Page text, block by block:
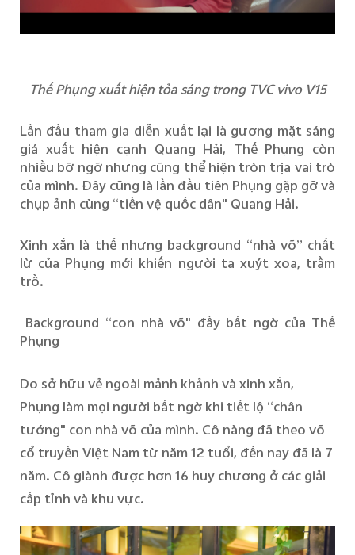
Thế Phụng xuất hiện tỏa sáng trong TVC vivo V15
Lần đầu tham gia diễn xuất lại là gương mặt sáng
giá xuất hiện cạnh Quang Hải, Thế Phụng còn
nhiều bỡ ngỡ nhưng cũng thể hiện tròn trịa vai trò
của mình. Đây cũng là lần đầu tiên Phụng gặp gỡ và
chụp ảnh cùng “tiền vệ quốc dân" Quang Hải.
Xinh xắn là thế nhưng background “nhà võ” chất
lừ của Phụng mới khiến người ta xuýt xoa, trầm
trồ.
Background “con nhà võ" đầy bất ngờ của Thế
Phụng
Do sở hữu vẻ ngoài mảnh khảnh và xinh xắn,
Phụng làm mọi người bất ngờ khi tiết lộ “chân
tướng" con nhà võ của mình. Cô nàng đã theo võ
cổ truyền Việt Nam từ năm 12 tuổi, đến nay đã là 7
năm. Cô giành được hơn 16 huy chương ở các giải
cấp tỉnh và khu vực.